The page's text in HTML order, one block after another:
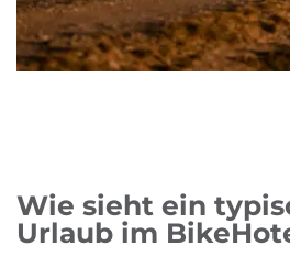
Wie sieht ein
Urlaub im